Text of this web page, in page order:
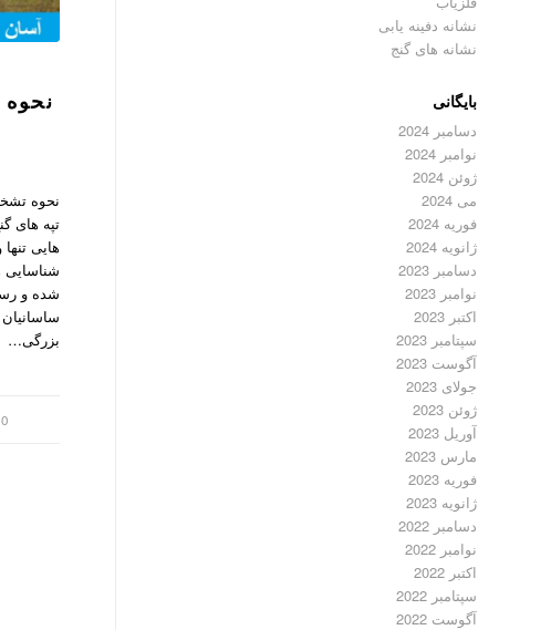
نحوه
تپه های
هایی
شناسایی
شده و
بزرگی…
0 دیدگاه
نشانه دفینه یابی
نشانه های گنج
بایگانی
دسامبر 2024
نوامبر 2024
ژوئن 2024
می 2024
فوریه 2024
ژانویه 2024
دسامبر 2023
نوامبر 2023
اکتبر 2023
سپتامبر 2023
آگوست 2023
جولای 2023
ژوئن 2023
آوریل 2023
مارس 2023
فوریه 2023
ژانویه 2023
دسامبر 2022
نوامبر 2022
اکتبر 2022
سپتامبر 2022
آگوست 2022